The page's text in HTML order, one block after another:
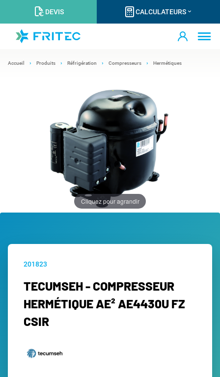
DEVIS CALCULATEURS
Accueil Produits Réfrigération Compresseurs Hermétiques
Cliquez pour agrandir
201823
TECUMSEH - COMPRESSEUR
HERMÉTIQUE AE² AE4430U FZ
CSIR